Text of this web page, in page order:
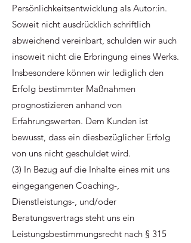
Persönlichkeitsentwicklung als Autor:in.
Soweit nicht ausdrücklich schriftlich
abweichend vereinbart, schulden wir auch
insoweit nicht die Erbringung eines Werks.
Insbesondere können wir lediglich den
Erfolg bestimmter Maßnahmen
prognostizieren anhand von
Erfahrungswerten. Dem Kunden ist
bewusst, dass ein diesbezüglicher Erfolg
von uns nicht geschuldet wird.
(3) In Bezug auf die Inhalte eines mit uns
eingegangenen Coaching-,
Dienstleistungs-, und/oder
Beratungsvertrags steht uns ein
Leistungsbestimmungsrecht nach § 315